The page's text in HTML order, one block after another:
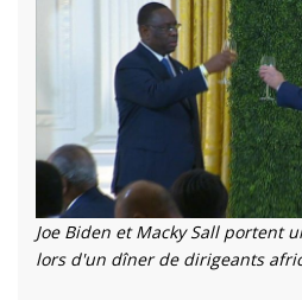
Joe Biden et Macky Sall portent
lors d'un dîner de dirigeants